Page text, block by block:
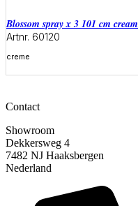
blossom spray x 3 101 cm cream
Artnr. 60120
creme
Contact
Showroom
Dekkersweg 4
7482 NJ Haaksbergen
Nederland